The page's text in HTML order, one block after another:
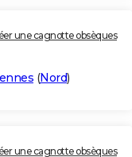
une cagnotte obsèques
(Nord)
une cagnotte obsèques